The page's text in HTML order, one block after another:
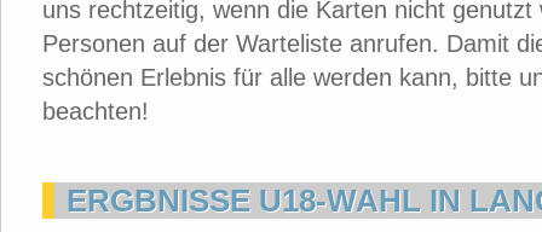
uns rechtzeitig, wenn die Karten nicht
Personen auf der Warteliste anrufen. Damit
schönen Erlebnis für alle werden kann, bitte
beachten!
ERGBNISSE U18-WAHL IN